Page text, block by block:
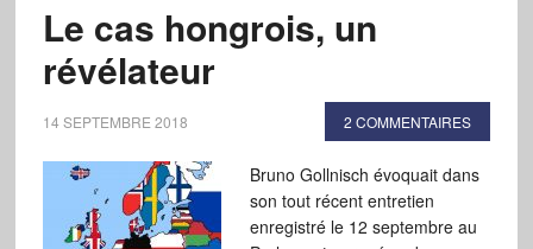
Le cas hongrois, un
révélateur
14 SEPTEMBRE 2018 2 COMMENTAIRES
Bruno Gollnisch évoquait dans
son tout récent entretien
enregistré le 12 septembre au